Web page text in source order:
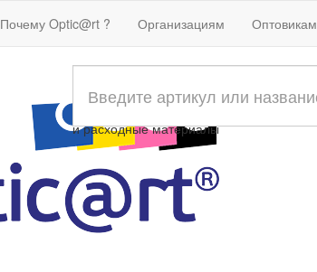
Почему Optic@rt ? Организациям Оптовикам
Совместимые картриджи
и расходные материалы